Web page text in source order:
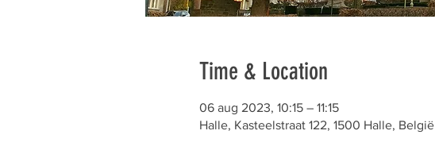
Time & Location
06 aug 2023, 10:15 – 11:15
Halle, Kasteelstraat 122, 1500 Halle, België